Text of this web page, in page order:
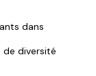
dans
diversité